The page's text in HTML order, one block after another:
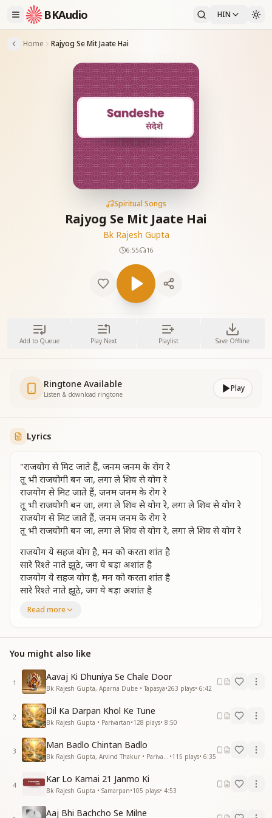
BKAudio HIN
Home Rajyog Se Mit Jaate Hai
Spiritual Songs
Rajyog Se Mit Jaate Hai
Bk Rajesh Gupta
6:55 16
Add to Queue Play Next Playlist Save Offline
Ringtone Available
Listen & download ringtone
Play
Lyrics
"राजयोग से मिट जाते हैं, जनम जनम के रोग रे
तू भी राजयोगी बन जा, लगा ले शिव से योग रे
राजयोग से मिट जाते हैं, जनम जनम के रोग रे
तू भी राजयोगी बन जा, लगा ले शिव से योग रे, लगा ले शिव से योग रे
राजयोग से मिट जाते हैं, जनम जनम के रोग रे
तू भी राजयोगी बन जा, लगा ले शिव से योग रे, लगा ले शिव से योग रे
राजयोग ये सहज योग है, मन को करता शांत है
सारे रिश्ते नाते झूठे, जग ये बड़ा अशांत है
राजयोग ये सहज योग है, मन को करता शांत है
सारे रिश्ते नाते झूठे, जग ये बड़ा अशांत है
झूठी दुनियां में पड़ते हैं, क्यूं सारे ये लोग रे
राजयोग से मिट जाते हैं,जनम जनम के रोग रे
तू भी राजयोगी बन जा, लगा ले शिव से योग रे, लगा ले शिव से योग रे
राजयोग में नियम नहीं कोई, ना कोई बन्धन ‌है
काम काज करते करते ही, प्रभु से तेरा मिलन है
राजयोग में नियम नहीं कोई, ना कोई बन्धन ‌है
काम काज करते करते ही, प्रभु से तेरा मिलन है
वक्त की घड़ियां क्यूं गिनता है,
वक्त की घड़ियां क्यूं गिनता है, बना ले
अपना जोग रे
तू भी राजयोगी बन जा,लगा ले शिव से योग रे, लगा ले शिव से योग रे
राजयोग से मिट जाते हैं, जनम जनम के रोग रे
तू भी राजयोगी बन जा, लगा ले शिव से योग रे, लगा ले शिव से योग रे
हर पल शिव की याद तू, दिल में बसा
Read more
You might also like
1
Aavaj Ki Dhuniya Se Chale Door
Bk Rajesh Gupta, Aparna Dube • Tapasya•263 plays• 6:42
2
Dil Ka Darpan Khol Ke Tune
Bk Rajesh Gupta • Parivartan•128 plays• 8:50
3
Man Badlo Chintan Badlo
•115 plays• 6:35
4
Kar Lo Kamai 21 Janmo Ki
Bk Rajesh Gupta • Samarpan•105 plays• 4:53
Aaj Bhi Bachcho Se Milne